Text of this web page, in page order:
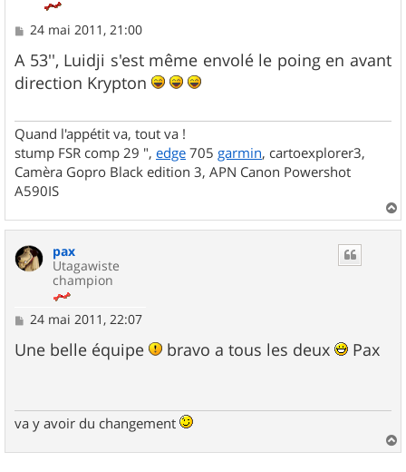
M
s
s
a
24 mai 2011, 21:00
A 53'', Luidji s'est même envolé le poing en avant
direction Krypton
Quand l'appétit va, tout va !
stump FSR comp 29 ", edge 705 garmin, cartoexplorer3,
Camèra Gopro Black edition 3, APN Canon Powershot
A590IS
a
pax
Utagawiste
champion
M
s
s
24 mai 2011, 22:07
Une belle équipe bravo a tous les deux Pax
va y avoir du changement
a